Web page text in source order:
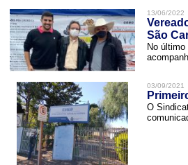
13/06/2022
São
No
03/09/2021
O